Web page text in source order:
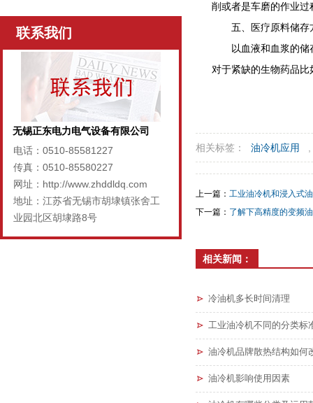
联系我们
无锡正东电力电气设备有限公司
电话：0510-85581227
传真：0510-85580227
网址：http://www.zhddldq.com
地址：江苏省无锡市胡埭镇张舍工
业园北区胡埭路8号
削或者是车磨的作业
五、医疗原料储存
以血液和血浆的储存
对于紧缺的生物药品
相关标签： 油冷机应用
上一篇： 工业油冷机和浸入式
下一篇： 了解下高精度的变频
相关新闻：
冷油机多长时间清理
工业油冷机不同的分类标
油冷机品牌散热结构如何
油冷机影响使用因素